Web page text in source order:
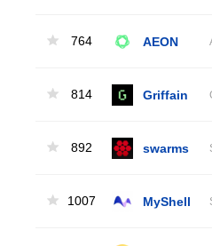
764 AEON
814 Griffain
892 swarms
1007 MyShell